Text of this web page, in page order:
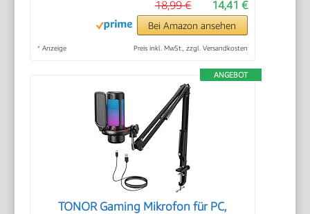
14,41 €
18,99 €
Bei Amazon ansehen
* Anzeige Preis inkl. MwSt., zzgl. Versandkosten
ANGEBOT
TONOR Gaming Mikrofon für PC,